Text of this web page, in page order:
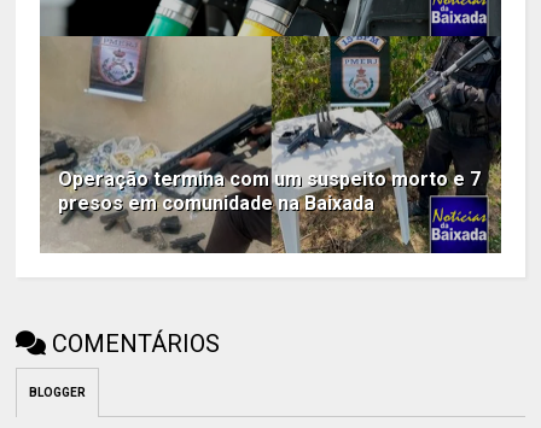
Operação termina com um suspeito morto e 7
presos em comunidade na Baixada
COMENTÁRIOS
BLOGGER